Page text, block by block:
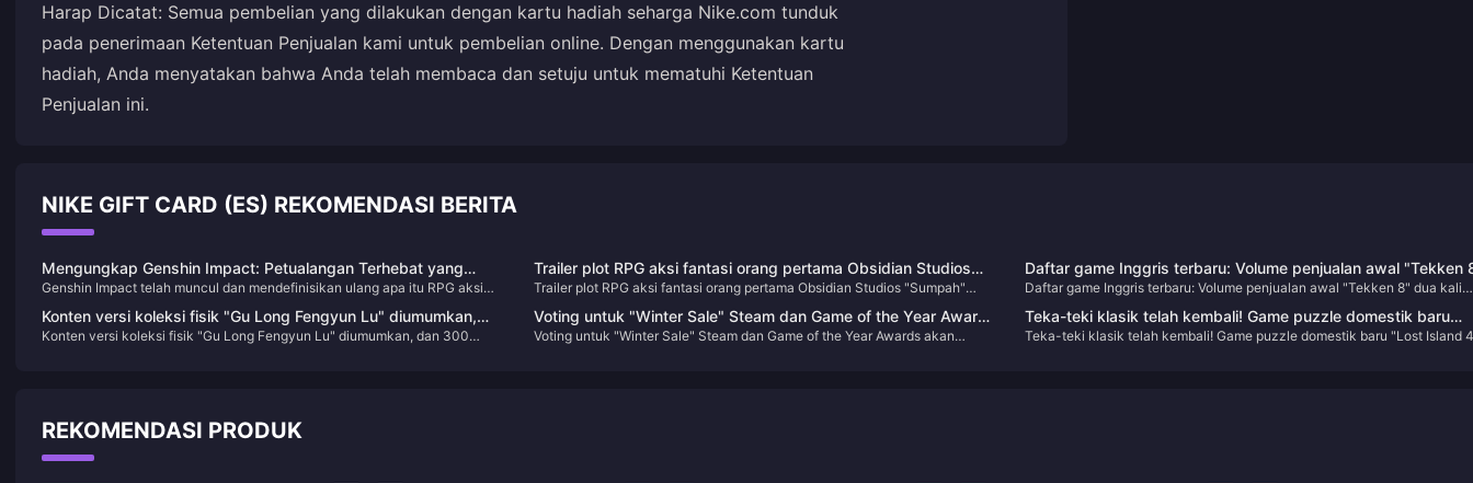
Harap Dicatat: Semua pembelian yang dilakukan dengan kartu hadiah seharga Nike.com tunduk
pada penerimaan Ketentuan Penjualan kami untuk pembelian online. Dengan menggunakan kartu
hadiah, Anda menyatakan bahwa Anda telah membaca dan setuju untuk mematuhi Ketentuan
Penjualan ini.
NIKE GIFT CARD (ES) REKOMENDASI BERITA
Mengungkap Genshin Impact: Petualangan Terhebat yang
Tidak Boleh Anda Lewatkan!
Genshin Impact telah muncul dan mendefinisikan ulang apa itu RPG aksi
pemandangannya yang menakjubkan, alur cerita yang rumit, dan beragam
karakter yang tak ada habisnya. Jika Anda belum pernah mencoba Teyvat,
Trailer plot RPG aksi fantasi orang pertama Obsidian Studios
"Sumpah" dirilis
Trailer plot RPG aksi fantasi orang pertama Obsidian Studios "Sumpah"
Daftar game Inggris terbaru: Volume penjualan awal "Tekken
dua kali lipat dari "Street Fighter 6"
Daftar game Inggris terbaru: Volume penjualan awal "Tekken 8" dua kali
Konten versi koleksi fisik "Gu Long Fengyun Lu" diumumkan,
dan 300 orang pertama akan menerima tanda tangan Xu
Konten versi koleksi fisik "Gu Long Fengyun Lu" diumumkan, dan 300
Voting untuk "Winter Sale" Steam dan Game of the Year Awards
akan dibuka pukul 2 pagi besok
Voting untuk "Winter Sale" Steam dan Game of the Year Awards akan
Teka-teki klasik telah kembali! Game puzzle domestik baru
"Lost Island 4 Cabin Experiment" dijadwalkan akan dirilis
Teka-teki klasik telah kembali! Game puzzle domestik baru "Lost Island
REKOMENDASI PRODUK